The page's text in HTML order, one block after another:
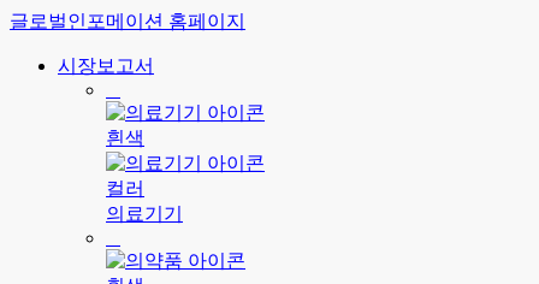
글로벌인포메이션 홈페이지
시장보고서
의료기기